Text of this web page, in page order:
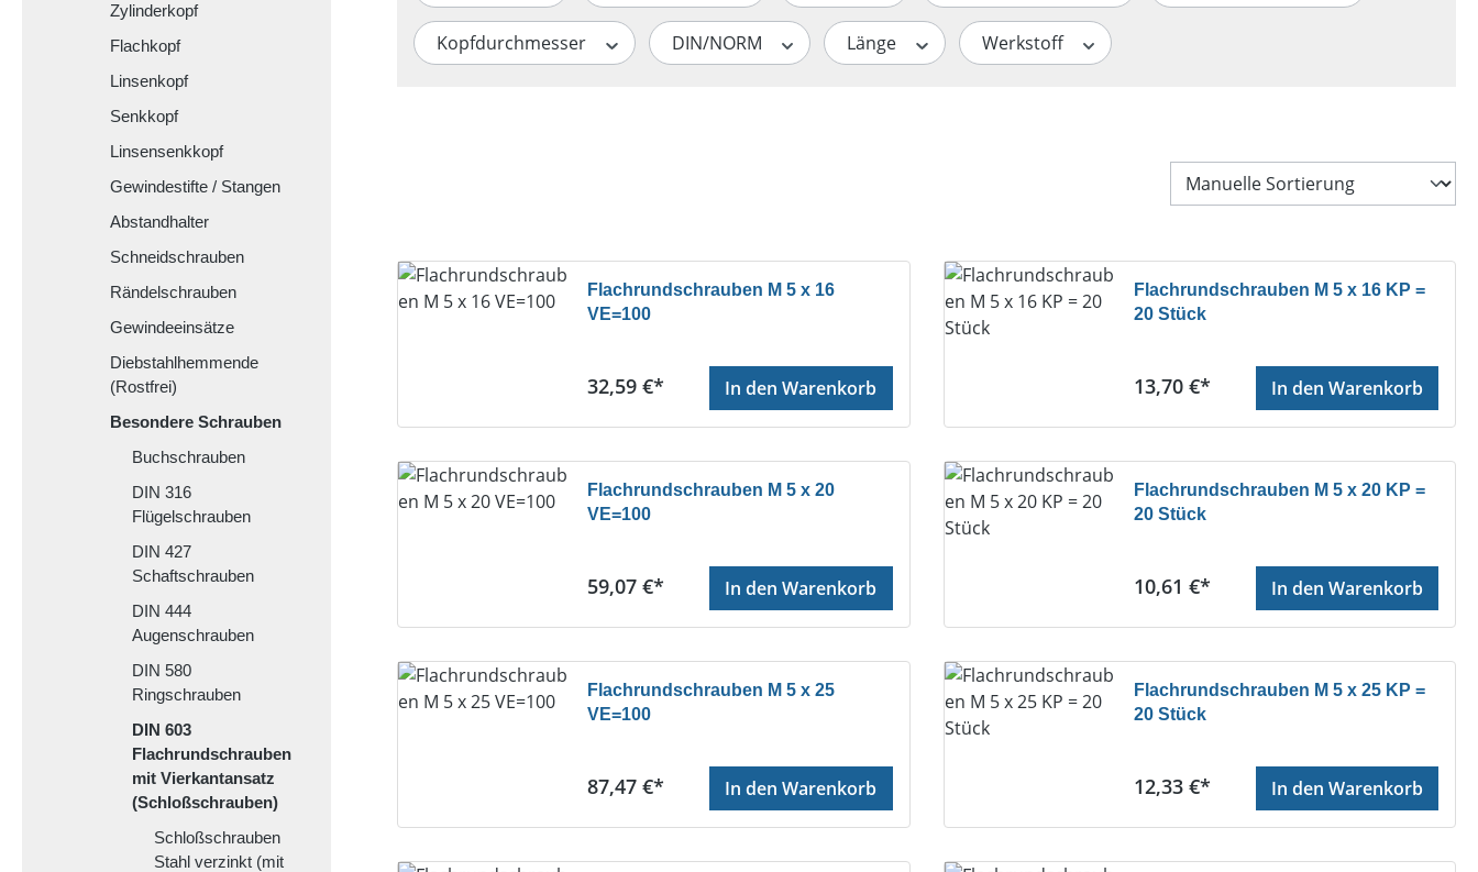
Zylinderkopf
Flachkopf
Linsenkopf
Senkkopf
Linsensenkkopf
Gewindestifte / Stangen
Abstandhalter
Schneidschrauben
Rändelschrauben
Gewindeeinsätze
Diebstahlhemmende
(Rostfrei)
Besondere Schrauben
Buchschrauben
DIN 316
Flügelschrauben
DIN 427
Schaftschrauben
DIN 444
Augenschrauben
DIN 580
Ringschrauben
DIN 603
Flachrundschrauben
mit Vierkantansatz
(Schloßschrauben)
Schloßschrauben
Stahl verzinkt (mit
Kopfdurchmesser DIN/NORM Länge Werkstoff
Flachrundschrauben M 5 x 16
VE=100
Regulärer Preis:
32,59 €* In den Warenkorb
Flachrundschrauben M 5 x 16 KP =
20 Stück
Regulärer Preis:
13,70 €* In den Warenkorb
Flachrundschrauben M 5 x 20
VE=100
Regulärer Preis:
59,07 €* In den Warenkorb
Flachrundschrauben M 5 x 20 KP =
20 Stück
Regulärer Preis:
10,61 €* In den Warenkorb
Flachrundschrauben M 5 x 25
VE=100
Regulärer Preis:
87,47 €* In den Warenkorb
Flachrundschrauben M 5 x 25 KP =
20 Stück
Regulärer Preis:
12,33 €* In den Warenkorb